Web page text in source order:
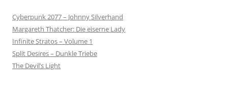
Cyberpunk 2077 – Johnny Silverhand
Margareth Thatcher: Die eiserne Lady
Infinite Stratos – Volume 1
Split Desires – Dunkle Triebe
The Devil’s Light